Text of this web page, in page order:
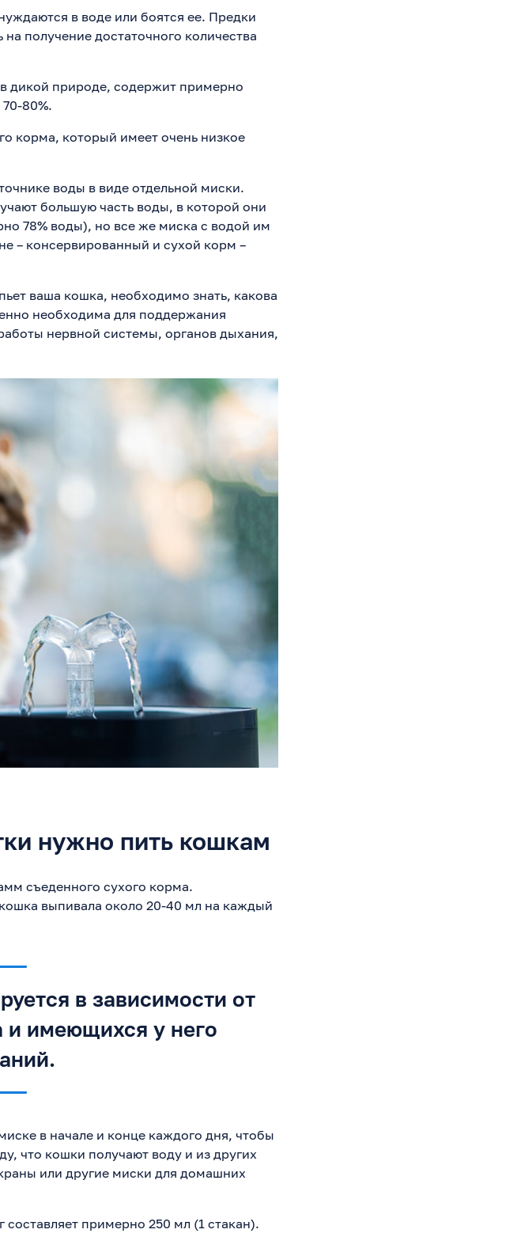
в воде или боятся ее. Предки
получение достаточного количества
дикой природе, содержит примерно
80%.
корма, который имеет очень низкое
воды в виде отдельной миски.
большую часть воды, в которой они
78% воды), но все же миска с водой им
– консервированный и сухой корм –
ваша кошка, необходимо знать, какова
необходима для поддержания
нервной системы, органов дыхания,
нужно пить кошкам
съеденного сухого корма.
выпивала около 20-40 мл на каждый
в зависимости от
и имеющихся у него
в начале и конце каждого дня, чтобы
что кошки получают воду и из других
или другие миски для домашних
примерно 250 мл (1 стакан).